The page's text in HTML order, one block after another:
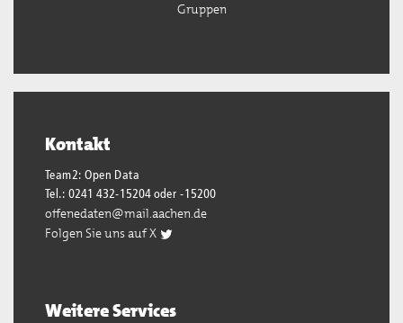
Gruppen
Kontakt
Team2: Open Data
Tel.: 0241 432-15204 oder -15200
offenedaten@mail.aachen.de
Folgen Sie uns auf X
Weitere Services